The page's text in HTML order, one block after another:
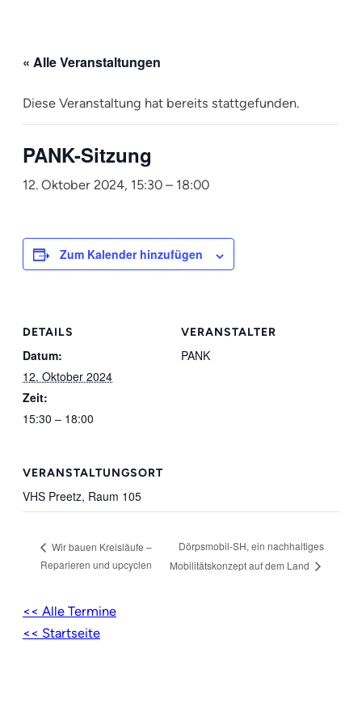
« Alle Veranstaltungen
Diese Veranstaltung hat bereits stattgefunden.
PANK-Sitzung
12. Oktober 2024, 15:30 – 18:00
Zum Kalender hinzufügen
DETAILS
Datum:
12. Oktober 2024
Zeit:
15:30 – 18:00
VERANSTALTER
PANK
VERANSTALTUNGSORT
VHS Preetz, Raum 105
Wir bauen Kreisläufe –
Reparieren und upcyclen
Dörpsmobil-SH, ein nachhaltiges
Mobilitätskonzept auf dem Land
<< Alle Termine
<< Startseite